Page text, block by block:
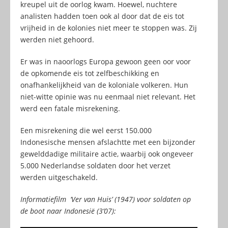
kreupel uit de oorlog kwam. Hoewel, nuchtere
analisten hadden toen ook al door dat de eis tot
vrijheid in de kolonies niet meer te stoppen was. Zij
werden niet gehoord.
Er was in naoorlogs Europa gewoon geen oor voor
de opkomende eis tot zelfbeschikking en
onafhankelijkheid van de koloniale volkeren. Hun
niet-witte opinie was nu eenmaal niet relevant. Het
werd een fatale misrekening.
Een misrekening die wel eerst 150.000
Indonesische mensen afslachtte met een bijzonder
gewelddadige militaire actie, waarbij ook ongeveer
5.000 Nederlandse soldaten door het verzet
werden uitgeschakeld.
Informatiefilm ‘Ver van Huis’ (1947) voor soldaten op
de boot naar Indonesië (3’07):